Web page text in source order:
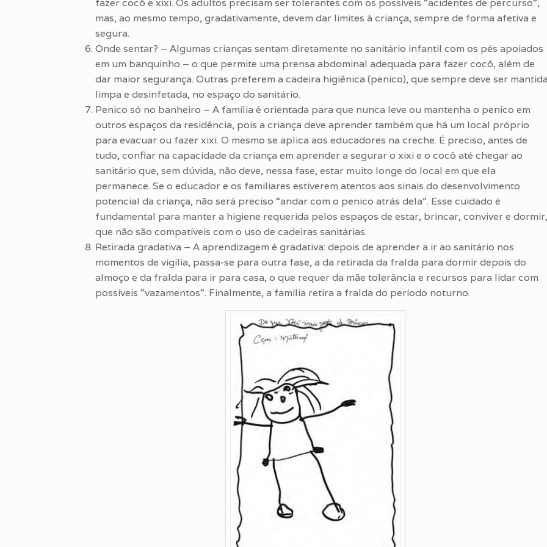
fazer cocô e xixi. Os adultos precisam ser tolerantes com os possíveis “acidentes de percurso”,
mas, ao mesmo tempo, gradativamente, devem dar limites à criança, sempre de forma afetiva e
segura.
Onde sentar? – Algumas crianças sentam diretamente no sanitário infantil com os pés apoiados
em um banquinho – o que permite uma prensa abdominal adequada para fazer cocô, além de
dar maior segurança. Outras preferem a cadeira higiênica (penico), que sempre deve ser
limpa e desinfetada, no espaço do sanitário.
Penico só no banheiro – A família é orientada para que nunca leve ou mantenha o penico em
outros espaços da residência, pois a criança deve aprender também que há um local próprio
para evacuar ou fazer xixi. O mesmo se aplica aos educadores na creche. É preciso, antes de
tudo, confiar na capacidade da criança em aprender a segurar o xixi e o cocô até chegar ao
sanitário que, sem dúvida, não deve, nessa fase, estar muito longe do local em que ela
permanece. Se o educador e os familiares estiverem atentos aos sinais do desenvolvimento
potencial da criança, não será preciso “andar com o penico atrás dela”. Esse cuidado é
fundamental para manter a higiene requerida pelos espaços de estar, brincar, conviver e dormir,
que não são compatíveis com o uso de cadeiras sanitárias.
Retirada gradativa – A aprendizagem é gradativa: depois de aprender a ir ao sanitário nos
momentos de vigília, passa-se para outra fase, a da retirada da fralda para dormir depois do
almoço e da fralda para ir para casa, o que requer da mãe tolerância e recursos para lidar com
possíveis “vazamentos”. Finalmente, a família retira a fralda do período noturno.